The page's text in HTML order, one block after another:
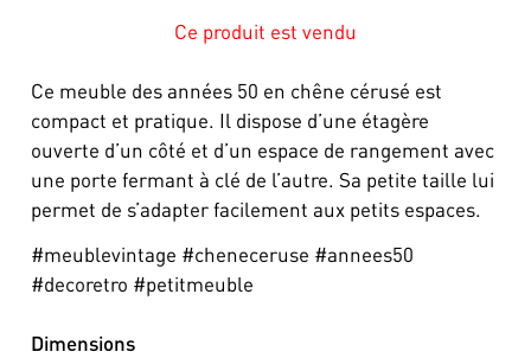
Ce produit est vendu
Ce meuble des années 50 en chêne cérusé est
compact et pratique. Il dispose d’une étagère
ouverte d’un côté et d’un espace de rangement avec
une porte fermant à clé de l’autre. Sa petite taille lui
permet de s’adapter facilement aux petits espaces.
#meublevintage #cheneceruse #annees50
#decoretro #petitmeuble
Dimensions